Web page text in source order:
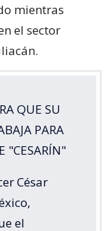
mientras
el sector
QUE SU
PARA
"CESARÍN"
César
el